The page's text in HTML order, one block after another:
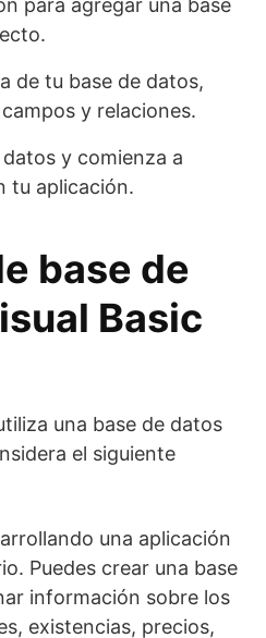
para agregar una base
de tu base de datos,
y relaciones.
y comienza a
tu aplicación.
base de
Basic
una base de datos
el siguiente
una aplicación
Puedes crear una base
información sobre los
existencias, precios,